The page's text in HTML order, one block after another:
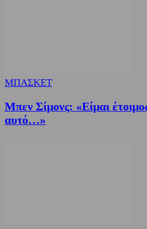
ΜΠΑΣΚΕΤ
Μπεν Σίμονς: «Είμαι
αυτό…»